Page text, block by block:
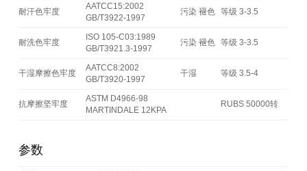
耐汗色牢度
AATCC15:2002
GB/T3922-1997
污染 褪色 等级 3-3.5
耐洗色牢度
ISO 105-C03:1989
GB/T3921.3-1997
污染 褪色 等级 3-3.5
干湿摩擦色牢度
AATCC8:2002
GB/T3920-1997
干湿 等级 3.5-4
抗摩擦坚牢度
ASTM D4966-98
MARTINDALE 12KPA
RUBS 50000转
参数